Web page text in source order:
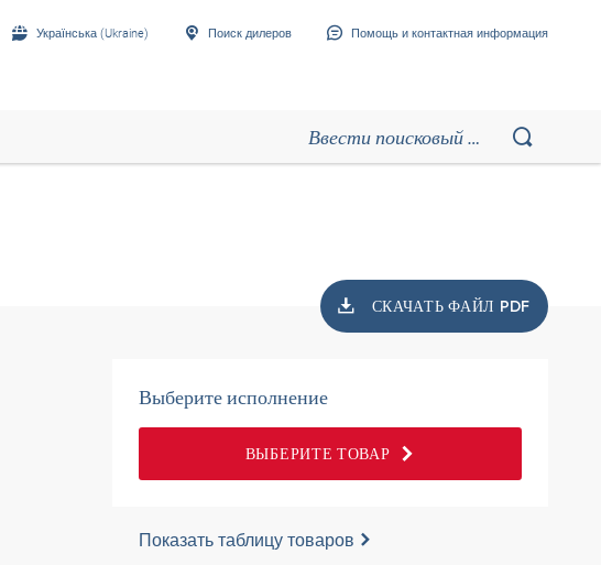
Українська (Ukraine) Поиск дилеров Помощь и контактная информация
СКАЧАТЬ ФАЙЛ PDF
Выберите исполнение
ВЫБЕРИТЕ ТОВАР
Показать таблицу товаров